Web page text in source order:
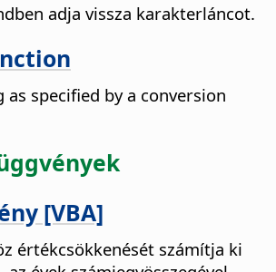
adja vissza karakterláncot.
specified by a conversion
[VBA]
értékcsökkenését számítja ki